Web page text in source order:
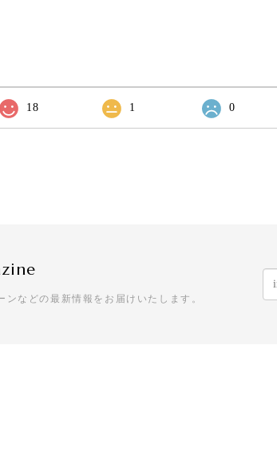
18 1 0
ンなどの最新情報をお届けいたします。